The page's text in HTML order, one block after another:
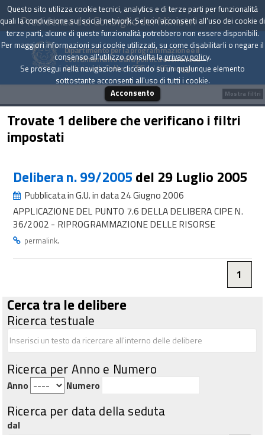
Presidenza del Consiglio dei Ministri
Dipartimento per la programmazione e il
coordinamento della politica economica
Archivio delle Delibere CIPE dal 1967 a oggi
Trovate 1 delibere che verificano i filtri
impostati
Delibera n. 99/2005 del 29 Luglio 2005
Pubblicata in G.U. in data 24 Giugno 2006
APPLICAZIONE DEL PUNTO 7.6 DELLA DELIBERA CIPE N.
36/2002 - RIPROGRAMMAZIONE DELLE RISORSE
permalink.
1
Cerca tra le delibere
Ricerca testuale
Ricerca per Anno e Numero
Anno Numero
Ricerca per data della seduta
dal
Mostra filtri
Questo sito utilizza cookie tecnici, analytics e di terze parti per funzionalità
quali la condivisione sui social network. Se non acconsenti all'uso dei cookie di
terze parti, alcune di queste funzionalità potrebbero non essere disponibili.
Per maggiori informazioni sui cookie utilizzati, su come disabilitarli o negare il
consenso all'utilizzo consulta laprivacy policy.
Se prosegui nella navigazione cliccando su un qualunque elemento
sottostante acconsenti all'uso di tutti i cookie.
Acconsento